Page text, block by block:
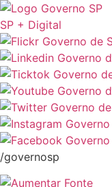
SP + Digital
/governosp